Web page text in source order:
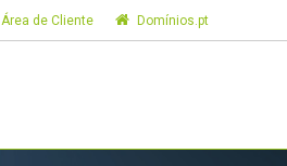
Domínios.pt
Área de Cliente